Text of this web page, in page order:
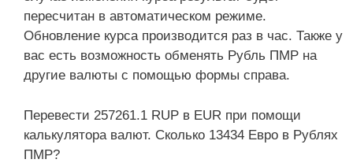
пересчитан в автоматическом режиме.
Обновление курса производится раз в час. Также у
вас есть возможность обменять Рубль ПМР на
другие валюты с помощью формы справа.
Перевести 257261.1 RUP в EUR при помощи
калькулятора валют. Сколько 13434 Евро в Рублях
ПМР?